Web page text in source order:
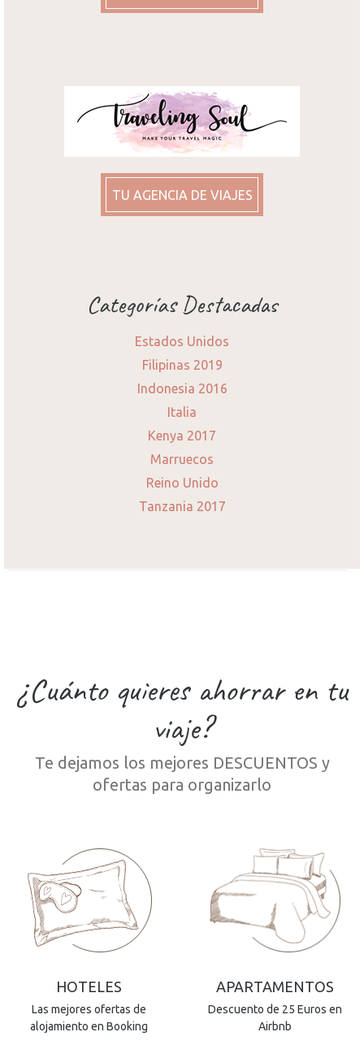
TU AGENCIA DE VIAJES
Categorías Destacadas
Estados Unidos
Filipinas 2019
Indonesia 2016
Italia
Kenya 2017
Marruecos
Reino Unido
Tanzania 2017
¿Cuánto quieres ahorrar en tu
viaje?
Te dejamos los mejores DESCUENTOS y
ofertas para organizarlo
HOTELES
Las mejores ofertas de
alojamiento en Booking
APARTAMENTOS
Descuento de 25 Euros en
Airbnb